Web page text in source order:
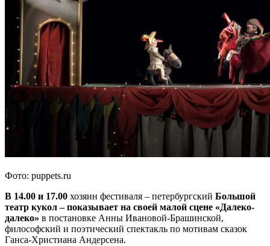
Фото: puppets.ru
В 14.00 и 17.00 хозяин фестиваля – петербургский Большой
театр кукол – показывает на своей малой сцене «Далеко-
далеко» в постановке Анны Ивановой-Брашинской,
философский и поэтический спектакль по мотивам сказок
Ганса-Христиана Андерсена.